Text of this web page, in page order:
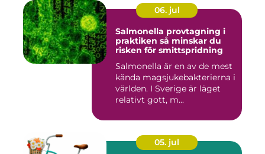
06. jul
Salmonella provtagning i
praktiken så minskar du
risken för smittspridning
Salmonella är en av de mest
kända magsjukebakterierna i
världen. I Sverige är läget
relativt gott, m...
05. jul